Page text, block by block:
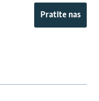
Pratite nas